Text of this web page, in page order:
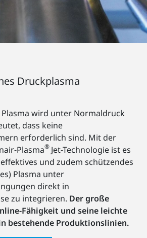
Druckplasma
wird unter Normaldruck
dass keine
erforderlich sind. Mit der
Plasma® Jet-Technologie ist es
und zudem schützendes
Plasma unter
direkt in
zu integrieren. Der große
Fähigkeit und seine leichte
bestehende Produktionslinien.